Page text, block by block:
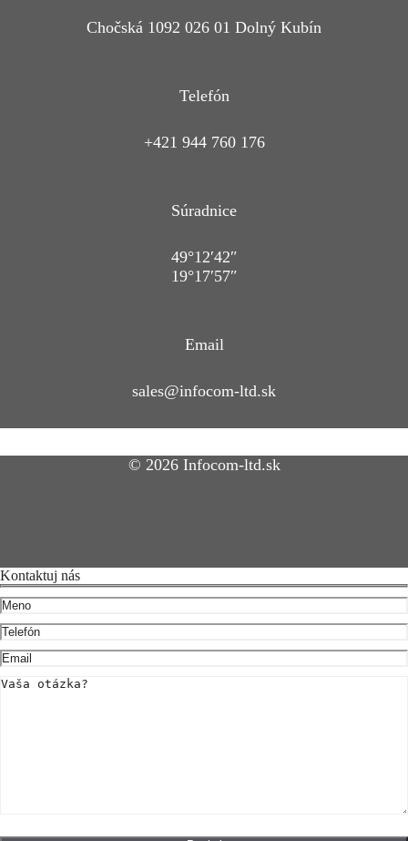
Chočská 1092 026 01 Dolný Kubín
Telefón
+421 944 760 176
Súradnice
49°12′42″
19°17′57″
Email
sales@infocom-ltd.sk
© 2026 Infocom-ltd.sk
Kontaktuj nás